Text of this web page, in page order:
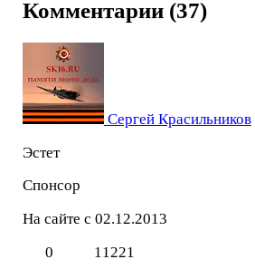
Комментарии (37)
Сергей Красильников
Эстет
Спонсор
На сайте с 02.12.2013
0
11221